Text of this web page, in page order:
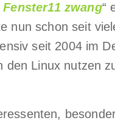
zwang“
nun schon seit
seit 2004 im
Linux nutzen